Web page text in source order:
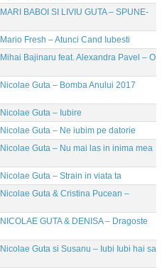
BABOI SI LIVIU GUTA – SPUNE-
Fresh – Atunci Cand Iubesti
Bajinaru feat. Alexandra Pavel – O
Guta – Bomba Anului 2017
Guta – Iubire
Guta – Ne iubim pe datorie
Guta – Nu mai las in inima mea
Guta – Strain in viata ta
Guta & Cristina Pucean –
GUTA & DENISA – Dragoste
Guta si Susanu – Iubi Iubi hai sa